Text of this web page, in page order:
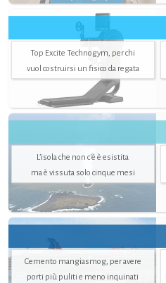
Top Excite Technogym, per chi
vuol costruirsi un fisico da regata
L’isola che non c'è è esistita
ma è vissuta solo cinque mesi
Cemento mangiasmog, per avere
porti più puliti e meno inquinati